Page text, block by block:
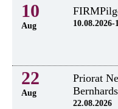
10
Aug 10.08.2026-
22
Aug
Priorat
22.08.2026